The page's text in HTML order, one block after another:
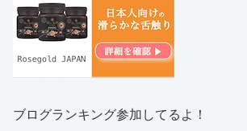
ブログランキング参加してるよ！